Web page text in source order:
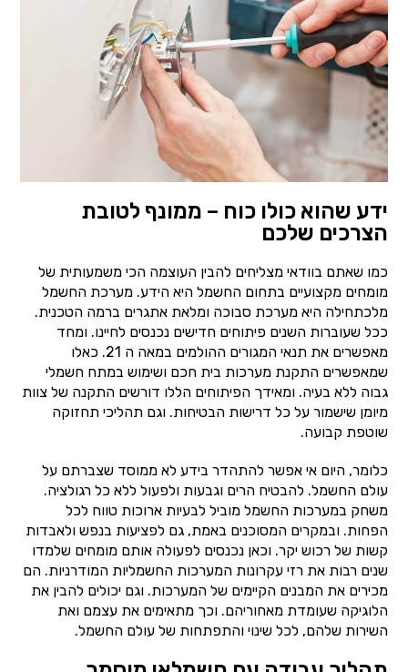
ידע שהוא כולו כוח – ממונף לטובת
הצרכים שלכם
כמו שאתם בוודאי מצליחים להבין העוצמה הכי משמעותית של
מומחים מקצועיים בתחום החשמל היא הידע. מערכת החשמל
מלכתחילה היא מערכת סבוכה ומלאת אתגרים ברמה הטכנית.
ככל שעוברות השנים פיתוחים חדישים נכנסים לחיינו. ומחד
מאפשרים את תנאי המגורים ההולמים במאה ה 21. כאלו
שמאפשרים התקנת מערכות בית חכם ושימוש במתח חשמלי
גבוה ללא בעיה. ומאידך הפיתוחים הללו דורשים התקנה של צוות
מיומן שישמור על כל דרישות הבטיחות. וגם תהליכי תחזוקה
שוטפת קבועה.
כלומר, היום אי אפשר להתהדר בידע לא ממוסד שצברתם על
עולם החשמל. להבטיח הרים וגבעות ולפעול ללא כל רגולציה.
משחק במערכות החשמל מוביל לבעיות ארוכות טווח לכל
הפחות. ובמקרים המסוכנים באמת, גם לפציעות בנפש ולאבדות
קשות של רכוש יקר. וכאן נכנסים לפעולה אותם מומחים שלמדו
שנים רבות את רזי עקרונות המערכות החשמליות המודרניות. הם
מכירים את המבנים הקיימים של המערכות. וגם יכולים להבין את
הלוגיקה שעומדת מאחוריהם. וכך מתאימים את עצמם ואת
השירות שלהם, לכל שינוי והתפתחות של עולם החשמל.